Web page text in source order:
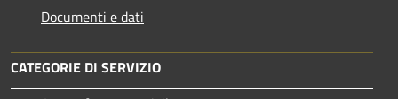
Documenti e dati
CATEGORIE DI SERVIZIO